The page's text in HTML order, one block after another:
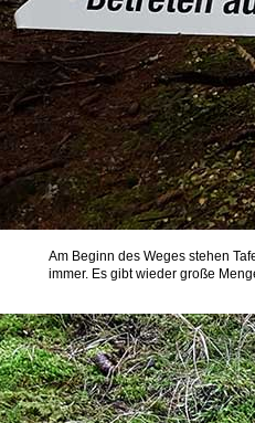
Am Beginn des Weges stehen
immer. Es gibt wieder große